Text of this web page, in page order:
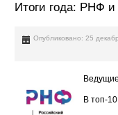
Итоги года: РНФ и
Опубликовано: 25
В топ-